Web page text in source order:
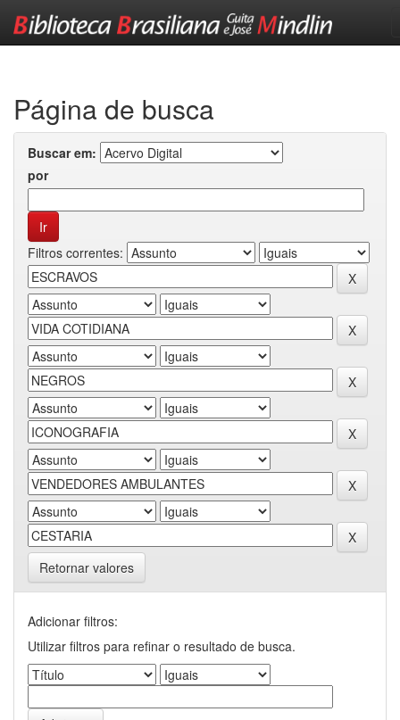
Página de busca
Buscar em:
por
Filtros correntes:
Retornar valores
Adicionar filtros:
Utilizar filtros para refinar o resultado de busca.